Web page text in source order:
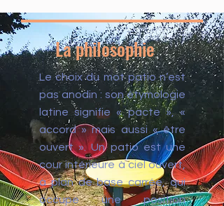
La philosophie
Le choix du mot patio n’est
pas anodin : son étymologie
latine signifie « pacte », «
accord » mais aussi « être
ouvert ». Un patio est une
cour intérieure à ciel ouvert,
à plan de base carrée, qui
occupe une position